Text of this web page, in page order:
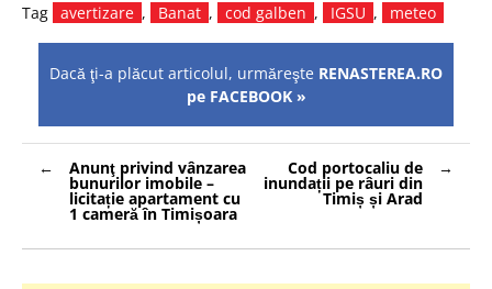
Tag avertizare , Banat , cod galben , IGSU , meteo
Dacă ţi-a plăcut articolul, urmăreşte RENASTEREA.RO
pe FACEBOOK »
Navigare
în
articole
Anunţ privind vânzarea
bunurilor imobile –
licitație apartament cu
1 cameră în Timișoara
Cod portocaliu de
inundații pe râuri din
Timiș și Arad